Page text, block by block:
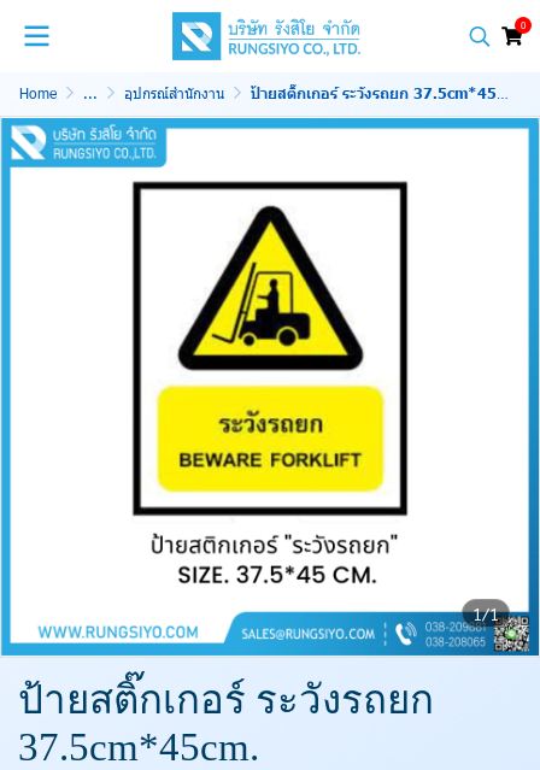
0
Home ... อุปกรณ์สำนักงาน ป้ายสติ๊กเกอร์ ระวังรถยก 37.5cm*45cm.
1/1
ป้ายสติ๊กเกอร์ ระวังรถยก
37.5cm*45cm.